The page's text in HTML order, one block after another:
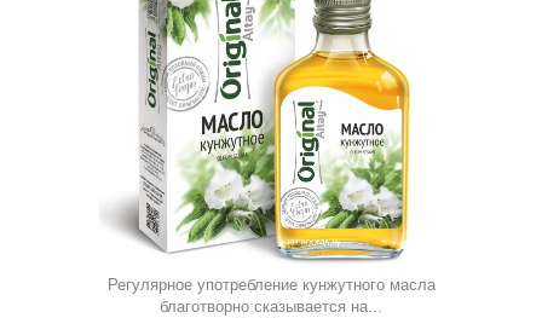
Регулярное употребление кунжутного масла
благотворно сказывается на...